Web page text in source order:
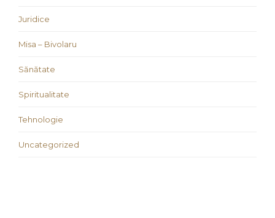
Juridice
Misa – Bivolaru
Sănătate
Spiritualitate
Tehnologie
Uncategorized